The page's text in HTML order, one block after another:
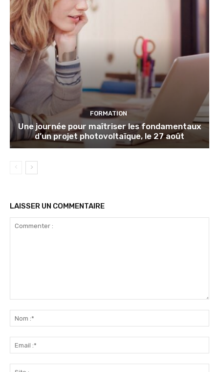
FORMATION
Une journée pour maîtriser les fondamentaux
d’un projet photovoltaïque, le 27 août
LAISSER UN COMMENTAIRE
:*
:*